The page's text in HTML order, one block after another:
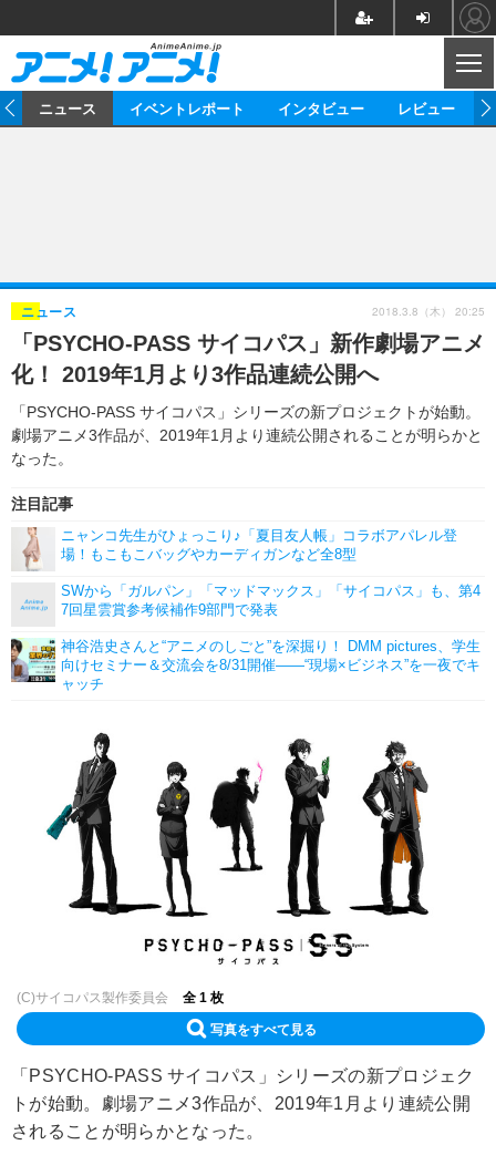
ゲーム グッズ
イベント 海外
海外イベント ビジネス
俳優・タレント アーティスト
ビジネス
アニメ 実写
書評 イベント
ゲーム 座談会
動画
アニメ！アニメ！TV ABEMA Cafe
ニュース イベントレポート インタビュー レビュー
「PSYCHO-PASS サイコパス」新作劇場アニメ
化！ 2019年1月より3作品連続公開へ
「PSYCHO-PASS サイコパス」シリーズの新プロジェクトが始動。
劇場アニメ3作品が、2019年1月より連続公開されることが明らかと
なった。
ニュース
注目記事
ニャンコ先生がひょっこり♪「夏目友人帳」コラボアパレル登
場！もこもこバッグやカーディガンなど全8型
SWから「ガルパン」「マッドマックス」「サイコパス」も、第4
7回星雲賞参考候補作9部門で発表
神谷浩史さんと“アニメのしごと”を深掘り！ DMM pictures、学生
向けセミナー＆交流会を8/31開催――“現場×ビジネス”を一夜でキ
ャッチ
2018.3.8（木） 20:25
(C)サイコパス製作委員会 全 1 枚
写真をすべて見る
「PSYCHO-PASS サイコパス」シリーズの新プロジェク
トが始動。劇場アニメ3作品が、2019年1月より連続公開
されることが明らかとなった。